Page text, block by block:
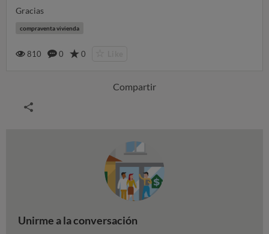
Gracias
compraventa vivienda
810 0 0
Compartir
Unirme a la conversación